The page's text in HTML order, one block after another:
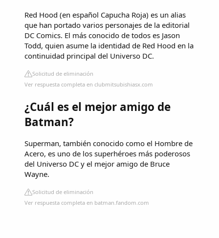
Red Hood (en español Capucha Roja) es un alias
que han portado varios personajes de la editorial
DC Comics. El más conocido de todos es Jason
Todd, quien asume la identidad de Red Hood en la
continuidad principal del Universo DC.
Solicitud de eliminación
Ver respuesta completa en clubmitsubishiasx.com
¿Cuál es el mejor amigo de
Batman?
Superman, también conocido como el Hombre de
Acero, es uno de los superhéroes más poderosos
del Universo DC y el mejor amigo de Bruce
Wayne.
Solicitud de eliminación
Ver respuesta completa en batman.fandom.com